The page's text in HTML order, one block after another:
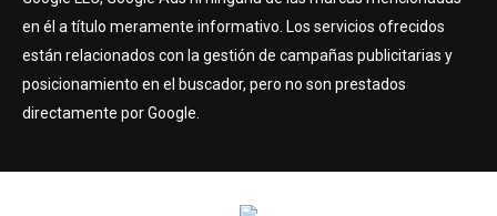
en él a título meramente informativo. Los servicios ofrecidos
están relacionados con la gestión de campañas publicitarias y
posicionamiento en el buscador, pero no son prestados
directamente por Google.